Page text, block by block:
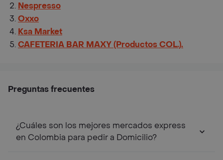
Nespresso
Oxxo
Ksa Market
CAFETERIA BAR MAXY (Productos COL.).
Preguntas frecuentes
¿Cuáles son los mejores mercados express
en Colombia para pedir a Domicilio?